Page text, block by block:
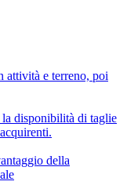
attività e terreno, poi
disponibilità di taglie
della